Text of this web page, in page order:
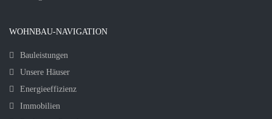
WOHNBAU-NAVIGATION
Bauleistungen
Unsere Häuser
Energieeffizienz
Immobilien